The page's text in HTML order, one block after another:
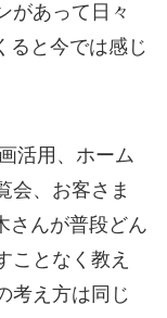
があって日々
ると今では感じ
活用、ホーム
会、お客さま
さんが普段どん
ことなく教え
考え方は同じ